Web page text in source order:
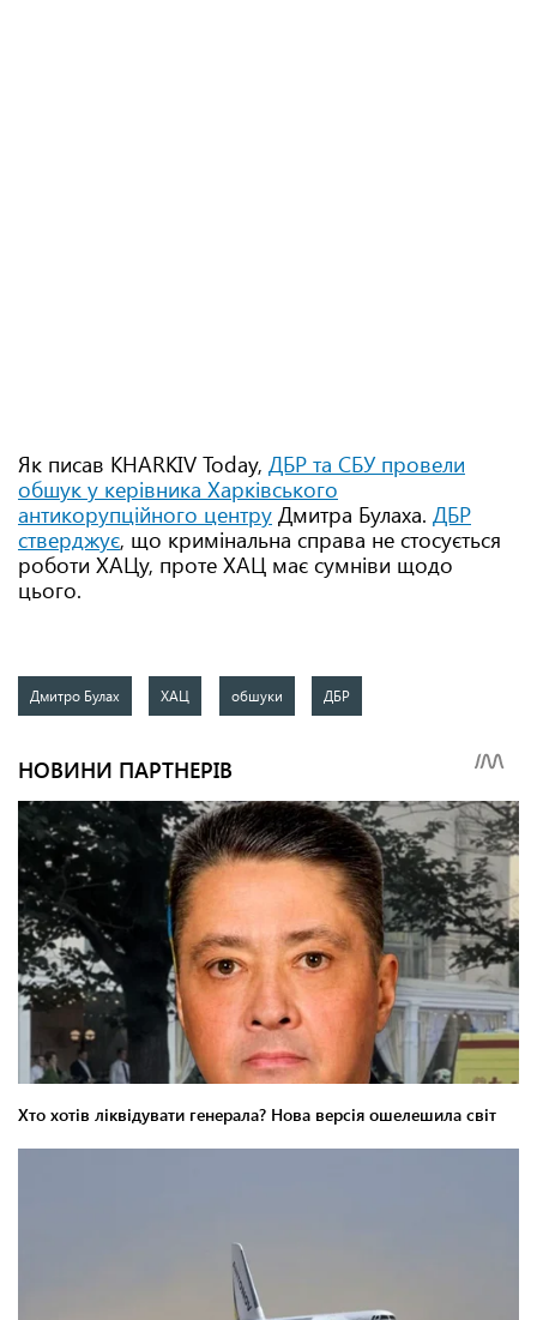
Як писав KHARKIV Today, ДБР та СБУ провели
обшук у керівника Харківського
антикорупційного центру Дмитра Булаха. ДБР
стверджує, що кримінальна справа не стосується
роботи ХАЦу, проте ХАЦ має сумніви щодо
цього.
Дмитро Булах ХАЦ обшуки ДБР